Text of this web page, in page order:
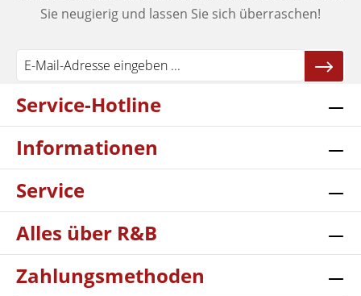
Sie neugierig und lassen Sie sich überraschen!
Service-Hotline
Informationen
Service
Alles über R&B
Zahlungsmethoden